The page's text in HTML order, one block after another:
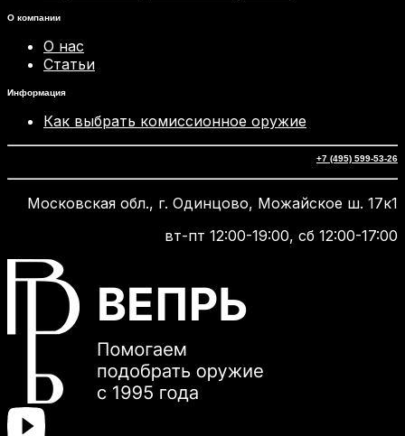
О компании
О нас
Статьи
Информация
Как выбрать комиссионное оружие
+7 (495) 599-53-26
Московская обл., г. Одинцово, Можайское ш. 17к1
вт-пт 12:00-19:00, сб 12:00-17:00